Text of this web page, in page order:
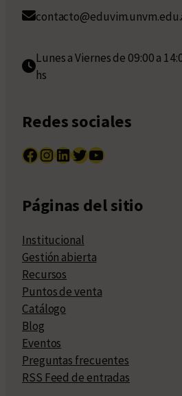
Lunes a Viernes de 09:00 a
hs
Redes sociales
Facebook InstagramLinkedIn Twitter YouTube
Páginas del sitio
Institucional
Gestión abierta
Recursos
Puntos de venta
Catálogo
Blog
Eventos
Preguntas frecuentes
RSS Feed de entradas